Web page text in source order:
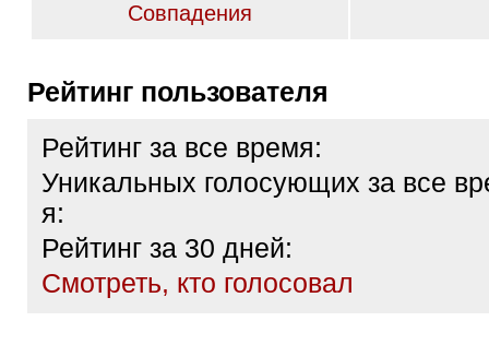
Совпадения
Рейтинг пользователя
Рейтинг за все время:
Уникальных голосующих за все
я:
Рейтинг за 30 дней:
Cмотреть, кто голосовал